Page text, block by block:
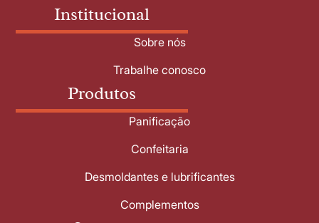
Institucional
Sobre nós
Trabalhe conosco
Produtos
Panificação
Confeitaria
Desmoldantes e lubrificantes
Complementos